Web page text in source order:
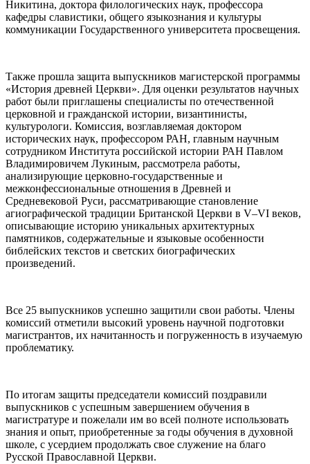
Никитина, доктора филологических наук, профессора
кафедры славистики, общего языкознания и культуры
коммуникации Государственного университета просвещения.
Также прошла защита выпускников магистерской программы
«История древней Церкви». Для оценки результатов научных
работ были приглашены специалисты по отечественной
церковной и гражданской истории, византинисты,
культурологи. Комиссия, возглавляемая доктором
исторических наук, профессором РАН, главным научным
сотрудником Института российской истории РАН Павлом
Владимировичем Лукиным, рассмотрела работы,
анализирующие церковно-государственные и
межконфессиональные отношения в Древней и
Средневековой Руси, рассматривающие становление
агиографической традиции Британской Церкви в V–VI веков,
описывающие историю уникальных архитектурных
памятников, содержательные и языковые особенности
библейских текстов и светских биографических
произведений.
Все 25 выпускников успешно защитили свои работы. Члены
комиссий отметили высокий уровень научной подготовки
магистрантов, их начитанность и погруженность в изучаемую
проблематику.
По итогам защиты председатели комиссий поздравили
выпускников с успешным завершением обучения в
магистратуре и пожелали им во всей полноте использовать
знания и опыт, приобретенные за годы обучения в духовной
школе, с усердием продолжать свое служение на благо
Русской Православной Церкви.